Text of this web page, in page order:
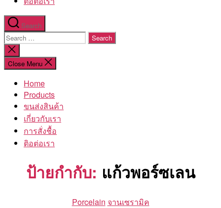
Search
Search
for:
Close
search
Close Menu
Home
Products
ขนส่งสินค้า
เกี่ยวกับเรา
การสั่งชื้อ
ติอต่อเรา
ป้ายกำกับ: แก้วพอร์ซเลน
Categories
Porcelain จานเซรามิค